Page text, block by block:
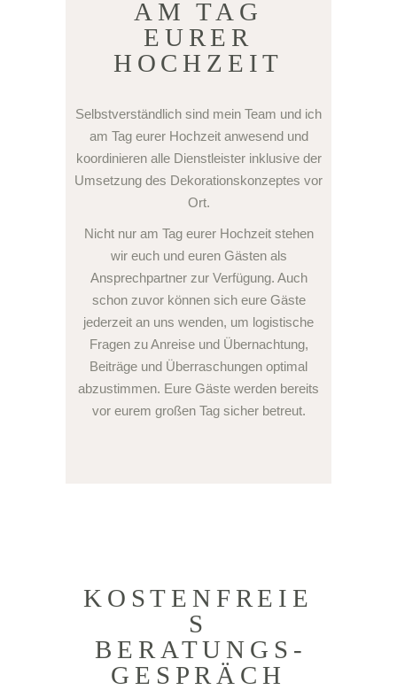
AM TAG
EURER
HOCHZEIT
Selbstverständlich sind mein Team und ich
am Tag eurer Hochzeit anwesend und
koordinieren alle Dienstleister inklusive der
Umsetzung des Dekorationskonzeptes vor
Ort.
Nicht nur am Tag eurer Hochzeit stehen
wir euch und euren Gästen als
Ansprechpartner zur Verfügung. Auch
schon zuvor können sich eure Gäste
jederzeit an uns wenden, um logistische
Fragen zu Anreise und Übernachtung,
Beiträge und Überraschungen optimal
abzustimmen. Eure Gäste werden bereits
vor eurem großen Tag sicher betreut.
KOSTENFREIE
S
BERATUNGS­
GESPRÄCH